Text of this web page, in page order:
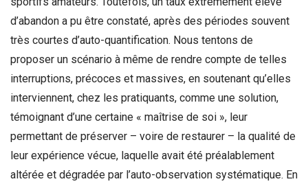
d’abandon a pu être constaté, après des périodes souvent
très courtes d’auto-quantification. Nous tentons de
proposer un scénario à même de rendre compte de telles
interruptions, précoces et massives, en soutenant qu’elles
interviennent, chez les pratiquants, comme une solution,
témoignant d’une certaine « maîtrise de soi », leur
permettant de préserver – voire de restaurer – la qualité de
leur expérience vécue, laquelle avait été préalablement
altérée et dégradée par l’auto-observation systématique. En